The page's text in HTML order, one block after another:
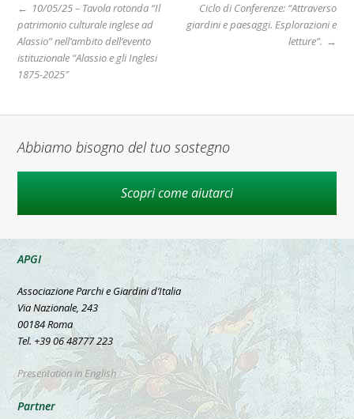
Ciclo di Conferenze: “Attraverso
giardini e paesaggi. Esplorazioni e
letture”. →
← 10/05/25 – Tavola rotonda “Il
patrimonio culturale inglese ad
Alassio” nell’ambito dell’evento
istituzionale “Alassio e gli Inglesi
1875-2025″
Abbiamo bisogno del tuo sostegno
Scopri come aiutarci
APGI
Associazione Parchi e Giardini d’Italia
Via Nazionale, 243
00184 Roma
Tel. +39 06 48777 223
Presentation in English
Partner